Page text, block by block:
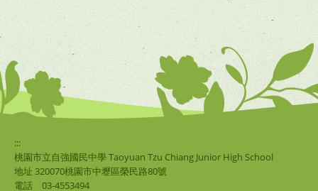
:::
桃園市立自強國民中學 Taoyuan Tzu Chiang Junior High School
地址 320070桃園市中壢區榮民路80號
電話
03-4553494